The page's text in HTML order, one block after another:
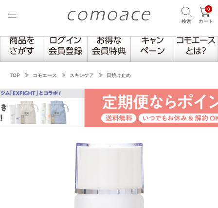
検索
0
カート
TOP コモエース スキンケア 日焼け止め